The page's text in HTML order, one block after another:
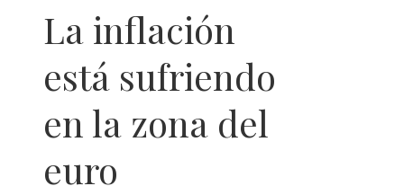
La inflación
está sufriendo
en la zona del
euro